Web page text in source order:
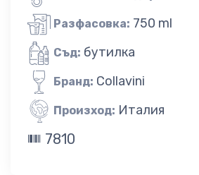
Разфасовка: 750 ml
Съд: бутилка
Бранд: Collavini
Произход: Италия
7810